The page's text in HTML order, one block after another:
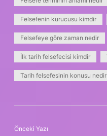
Felsefenin kurucusu kimdir
Felsefeye göre zaman nedir
İlk tarih felsefecisi kimdir
Tarih felsefesinin konusu nedir
Önceki Yazı